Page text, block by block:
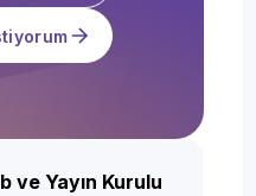
ve Yayın Kurulu